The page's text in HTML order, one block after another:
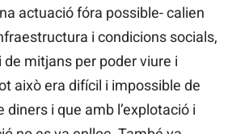
actuació fóra possible- calien
i condicions socials,
de mitjans per poder viure i
això era difícil i impossible de
diners i que amb l’explotació i